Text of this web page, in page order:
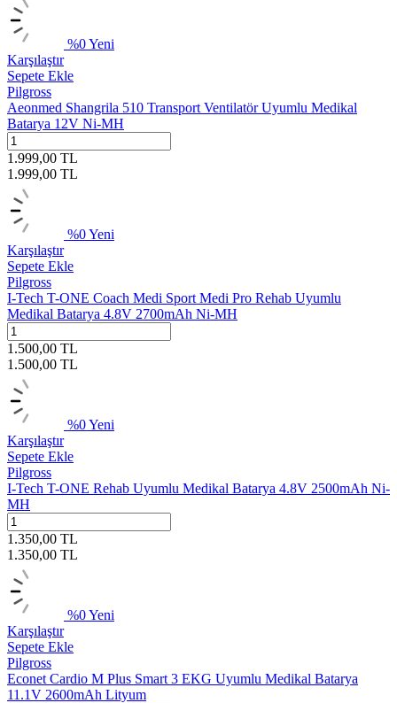
%0Yeni
Karşılaştır
Sepete Ekle
Pilgross
Aeonmed Shangrila 510 Transport Ventilatör Uyumlu Medikal
Batarya 12V Ni-MH
1.999,00 TL
1.999,00 TL
%0Yeni
Karşılaştır
Sepete Ekle
Pilgross
I-Tech T-ONE Coach Medi Sport Medi Pro Rehab Uyumlu
Medikal Batarya 4.8V 2700mAh Ni-MH
1.500,00 TL
1.500,00 TL
%0Yeni
Karşılaştır
Sepete Ekle
Pilgross
I-Tech T-ONE Rehab Uyumlu Medikal Batarya 4.8V 2500mAh Ni-
MH
1.350,00 TL
1.350,00 TL
%0Yeni
Karşılaştır
Sepete Ekle
Pilgross
Econet Cardio M Plus Smart 3 EKG Uyumlu Medikal Batarya
11.1V 2600mAh Lityum